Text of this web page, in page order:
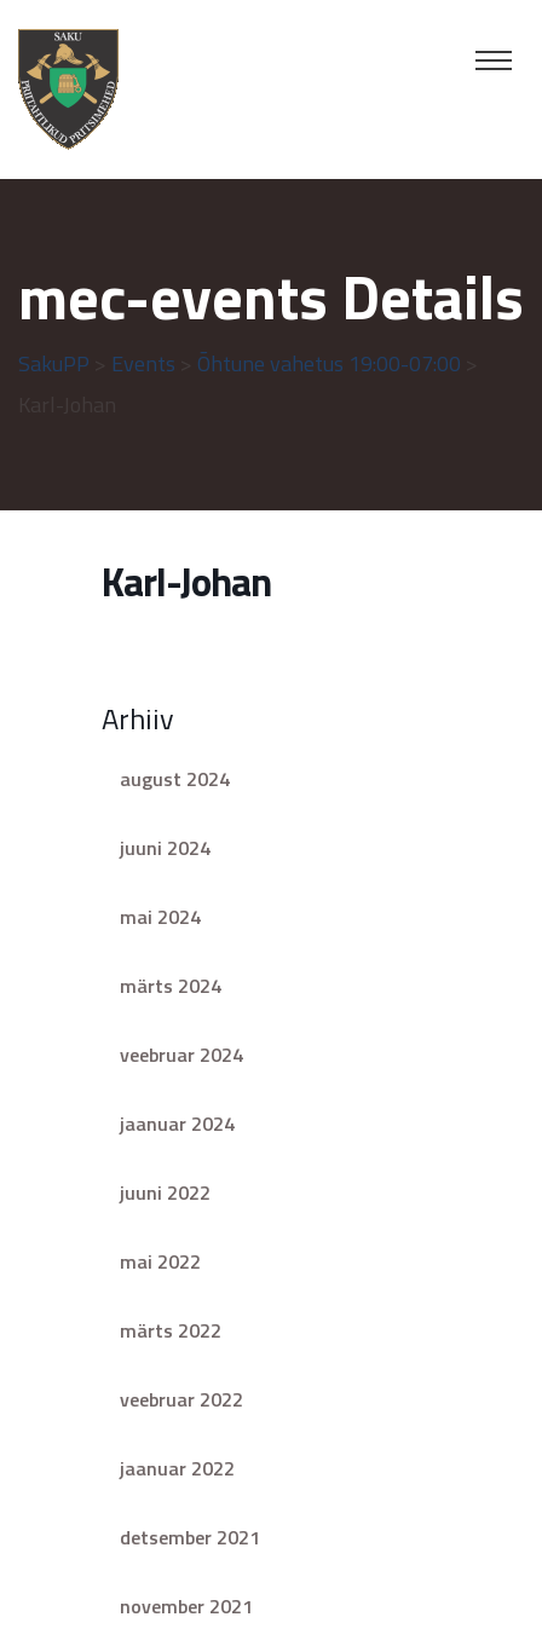
mec-events Details
SakuPP Events Õhtune vahetus 19:00-07:00
Karl-Johan
Arhiiv
august 2024
juuni 2024
mai 2024
märts 2024
veebruar 2024
jaanuar 2024
juuni 2022
mai 2022
märts 2022
veebruar 2022
jaanuar 2022
detsember 2021
november 2021